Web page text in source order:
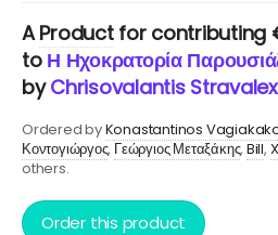
AProductfor contributing
to Η Ηχοκρατορία
byChrisovalantis
Ordered byKonastantinos
Κοντογιώργος Γεώργιος Μεταξάκης Bill
others.
Order this product